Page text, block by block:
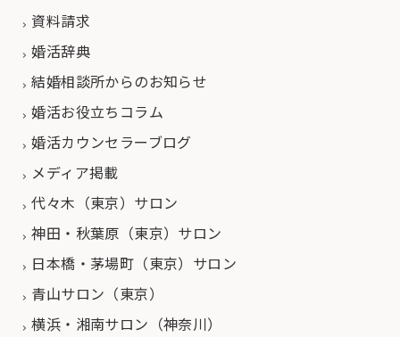
資料請求
婚活辞典
結婚相談所からのお知らせ
婚活お役立ちコラム
婚活カウンセラーブログ
メディア掲載
代々木（東京）サロン
神田・秋葉原（東京）サロン
日本橋・茅場町（東京）サロン
青山サロン（東京）
横浜・湘南サロン（神奈川）